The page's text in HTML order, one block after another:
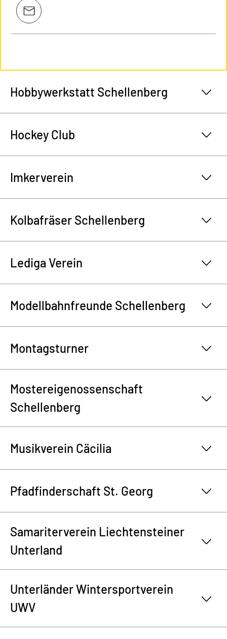
Hobbywerkstatt Schellenberg
Hockey Club
Imkerverein
Kolbafräser Schellenberg
Lediga Verein
Modellbahnfreunde Schellenberg
Montagsturner
Mostereigenossenschaft
Schellenberg
Musikverein Cäcilia
Pfadfinderschaft St. Georg
Samariterverein Liechtensteiner
Unterland
Unterländer Wintersportverein
UWV